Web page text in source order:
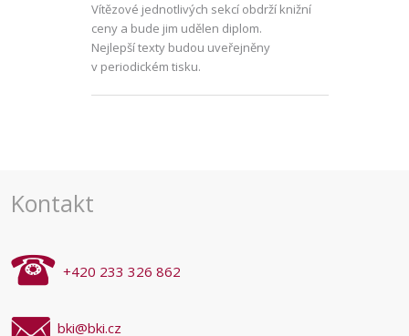
Vítězové jednotlivých sekcí obdrží knižní
ceny a bude jim udělen diplom.
Nejlepší texty budou uveřejněny
v periodickém tisku.
Kontakt
+420 233 326 862
bki@bki.cz